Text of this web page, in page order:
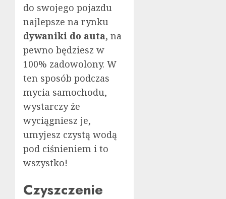
do swojego pojazdu
najlepsze na rynku
dywaniki do auta, na
pewno będziesz w
100% zadowolony. W
ten sposób podczas
mycia samochodu,
wystarczy że
wyciągniesz je,
umyjesz czystą wodą
pod ciśnieniem i to
wszystko!
Czyszczenie